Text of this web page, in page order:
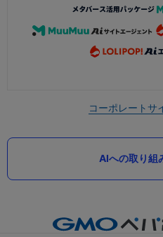
コーポレートサ
AIへの取り組